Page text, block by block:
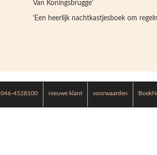
Van Koningsbrugge'
'Een heerlijk nachtkastjesboek om
046-4528100 nieuwe klant voorwaarden